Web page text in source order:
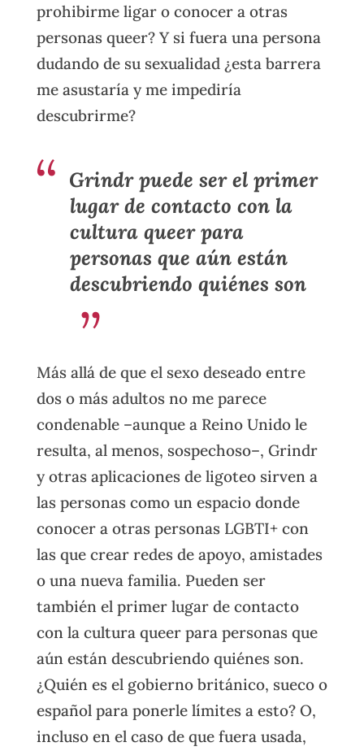
prohibirme ligar o conocer a otras
personas queer? Y si fuera una persona
dudando de su sexualidad ¿esta barrera
me asustaría y me impediría
descubrirme?
Grindr puede ser el primer
lugar de contacto con la
cultura queer para
personas que aún están
descubriendo quiénes son
Más allá de que el sexo deseado entre
dos o más adultos no me parece
condenable –aunque a Reino Unido le
resulta, al menos, sospechoso–, Grindr
y otras aplicaciones de ligoteo sirven a
las personas como un espacio donde
conocer a otras personas LGBTI+ con
las que crear redes de apoyo, amistades
o una nueva familia. Pueden ser
también el primer lugar de contacto
con la cultura queer para personas que
aún están descubriendo quiénes son.
¿Quién es el gobierno británico, sueco o
español para ponerle límites a esto? O,
incluso en el caso de que fuera usada,